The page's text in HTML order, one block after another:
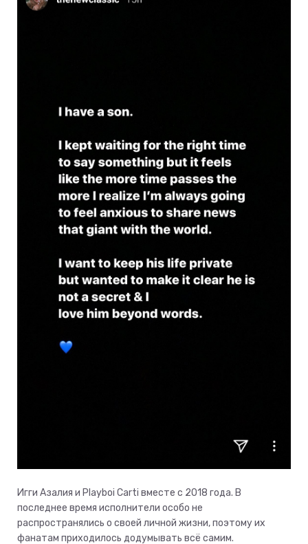
Игги Азалия и Playboi Carti вместе с 2018 года. В
последнее время исполнители особо не
распространялись о своей личной жизни, поэтому их
фанатам приходилось додумывать всё самим.